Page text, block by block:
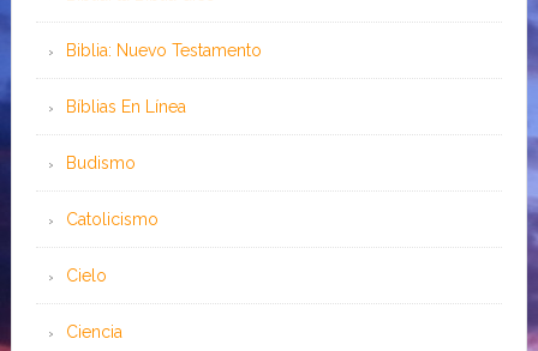
Biblia: Nuevo Testamento
Bíblias En Línea
Budismo
Catolicismo
Cielo
Ciencia